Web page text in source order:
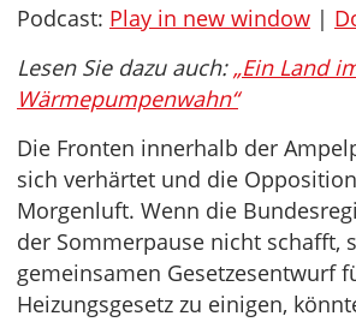
Podcast: Play in new window |
Lesen Sie dazu auch: „Ein Land
Wärmepumpenwahn“
Die Fronten innerhalb der
sich verhärtet und die
Morgenluft. Wenn die
der Sommerpause nicht schafft,
gemeinsamen Gesetzesentwurf
Heizungsgesetz zu einigen,